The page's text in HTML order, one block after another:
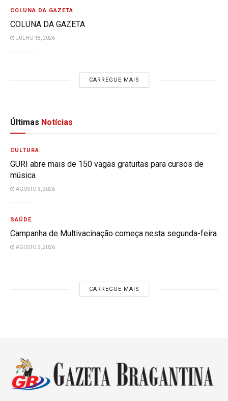
COLUNA DA GAZETA
COLUNA DA GAZETA
JULHO 18, 2026
CARREGUE MAIS
Últimas Notícias
CULTURA
GURI abre mais de 150 vagas gratuitas para cursos de
música
AGOSTO 3, 2026
SAÚDE
Campanha de Multivacinação começa nesta segunda-feira
AGOSTO 3, 2026
CARREGUE MAIS